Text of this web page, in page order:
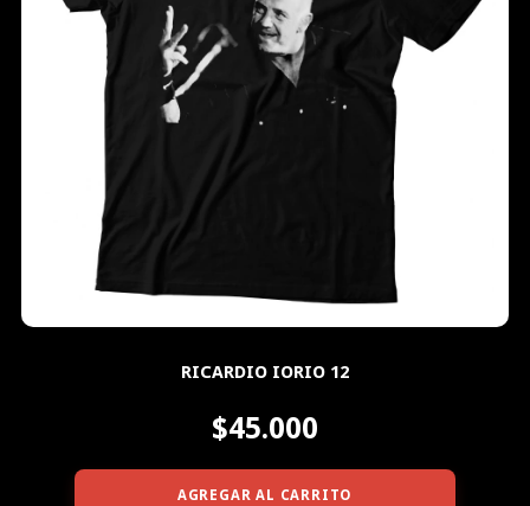
RICARDIO IORIO 12
$45.000
AGREGAR AL CARRITO